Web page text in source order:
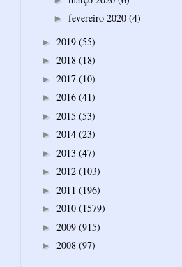
► fevereiro 2020 (4)
► 2019 (55)
► 2018 (18)
► 2017 (10)
► 2016 (41)
► 2015 (53)
► 2014 (23)
► 2013 (47)
► 2012 (103)
► 2011 (196)
► 2010 (1579)
► 2009 (915)
► 2008 (97)